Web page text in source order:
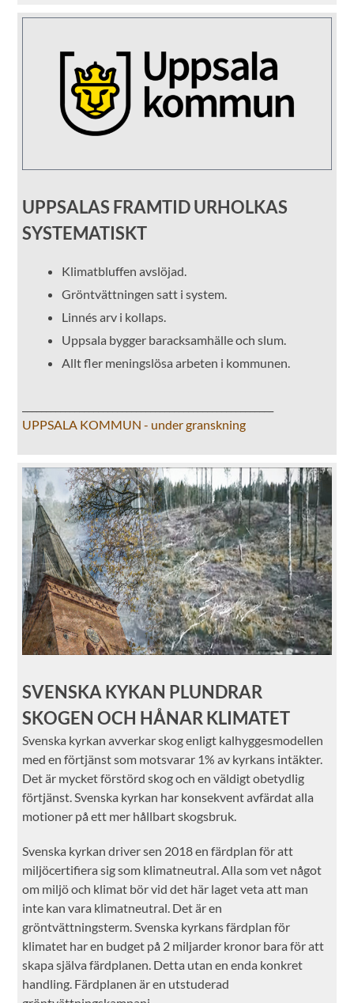
UPPSALAS FRAMTID URHOLKAS
SYSTEMATISKT
Klimatbluffen avslöjad.
Gröntvättningen satt i system.
Linnés arv i kollaps.
Uppsala bygger baracksamhälle och slum.
Allt fler meningslösa arbeten i kommunen.
UPPSALA KOMMUN - under granskning
SVENSKA KYKAN PLUNDRAR
SKOGEN OCH HÅNAR KLIMATET
Svenska kyrkan avverkar skog enligt kalhyggesmodellen
med en förtjänst som motsvarar 1% av kyrkans intäkter.
Det är mycket förstörd skog och en väldigt obetydlig
förtjänst. Svenska kyrkan har konsekvent avfärdat alla
motioner på ett mer hållbart skogsbruk.
Svenska kyrkan driver sen 2018 en färdplan för att
miljöcertifiera sig som klimatneutral. Alla som vet något
om miljö och klimat bör vid det här laget veta att man
inte kan vara klimatneutral. Det är en
gröntvättningsterm. Svenska kyrkans färdplan för
klimatet har en budget på 2 miljarder kronor bara för att
skapa själva färdplanen. Detta utan en enda konkret
handling. Färdplanen är en utstuderad